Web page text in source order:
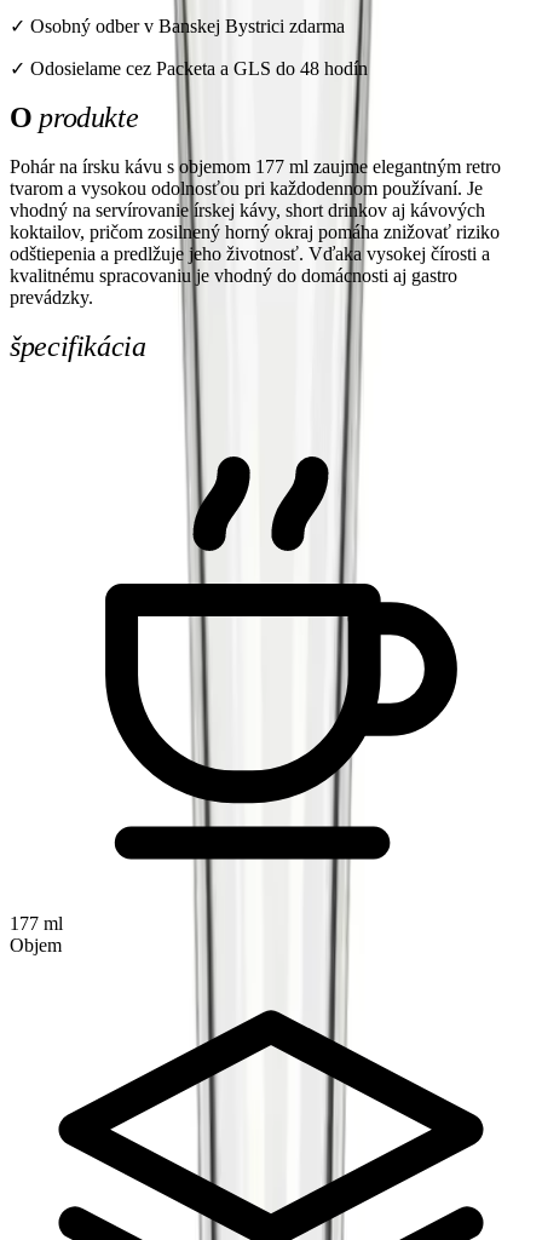
✓ Osobný odber v Banskej Bystrici zdarma
✓ Odosielame cez Packeta a GLS do 48 hodín
O produkte
Pohár na írsku kávu s objemom 177 ml zaujme elegantným retro
tvarom a vysokou odolnosťou pri každodennom používaní. Je
vhodný na servírovanie írskej kávy, short drinkov aj kávových
koktailov, pričom zosilnený horný okraj pomáha znižovať riziko
odštiepenia a predlžuje jeho životnosť. Vďaka vysokej čírosti a
kvalitnému spracovaniu je vhodný do domácnosti aj gastro
prevádzky.
špecifikácia
177 ml
Objem